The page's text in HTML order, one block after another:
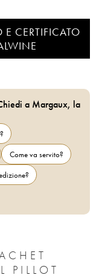
E CERTIFICATO
a Margaux, la
Come va servito?
PILLOT